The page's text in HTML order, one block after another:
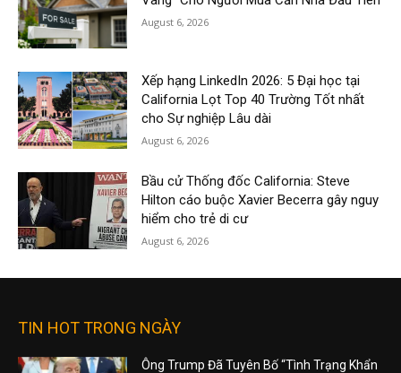
August 6, 2026
Xếp hạng LinkedIn 2026: 5 Đại học tại
California Lọt Top 40 Trường Tốt nhất
cho Sự nghiệp Lâu dài
August 6, 2026
Bầu cử Thống đốc California: Steve
Hilton cáo buộc Xavier Becerra gây nguy
hiểm cho trẻ di cư
August 6, 2026
TIN HOT TRONG NGÀY
Ông Trump Đã Tuyên Bố “Tình Trạng Khẩn